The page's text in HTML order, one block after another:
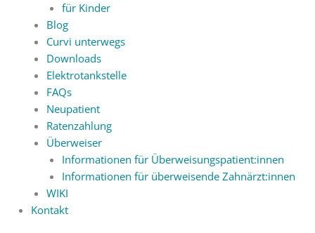
für Kinder
Blog
Curvi unterwegs
Downloads
Elektrotankstelle
FAQs
Neupatient
Ratenzahlung
Überweiser
Informationen für Überweisungspatient:innen
Informationen für überweisende Zahnärzt:innen
WIKI
Kontakt